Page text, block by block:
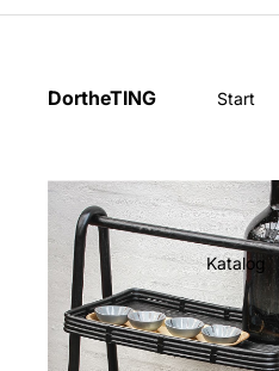
DortheTING Start
Katalog